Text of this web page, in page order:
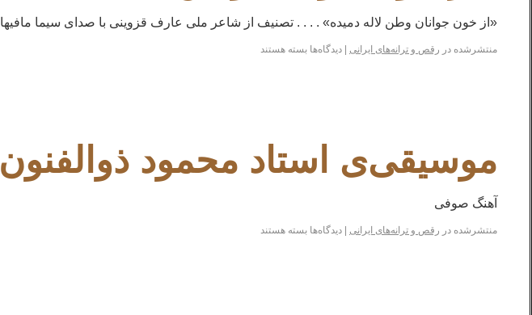
«از خون جوانان وطن لاله دمیده» . . . . تصنیف از شاعر ملی عارف قزوینی با صدای سیما مافیها
منتشرشده در رقص و ترانه‌های ایرانی دیدگاه‌ها بسته هستند
موسیقی‌ی استاد محمود ذوالفنون
آهنگ صوفی
منتشرشده در رقص و ترانه‌های ایرانی دیدگاه‌ها بسته هستند